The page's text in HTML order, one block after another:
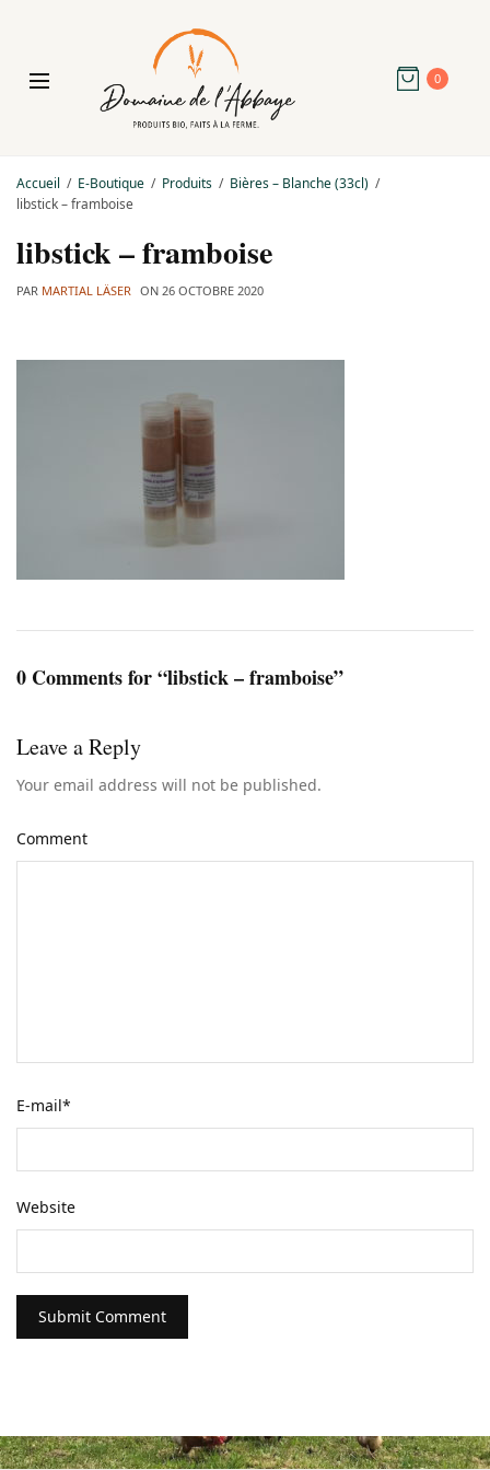
0
Accueil E-Boutique Produits
Bières – Blanche (33cl)
libstick – framboise
libstick – framboise
PAR MARTIAL LÄSER ON 26 OCTOBRE 2020
0 Comments for “libstick – framboise”
Leave a Reply
Your email address will not be published.
Comment
E-mail*
Website